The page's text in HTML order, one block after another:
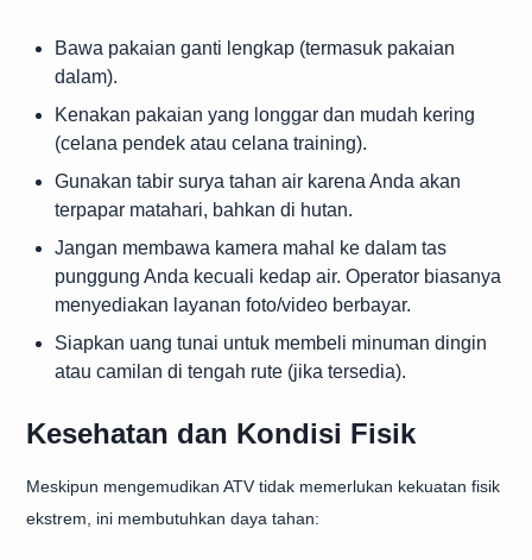
Bawa pakaian ganti lengkap (termasuk pakaian
dalam).
Kenakan pakaian yang longgar dan mudah kering
(celana pendek atau celana training).
Gunakan tabir surya tahan air karena Anda akan
terpapar matahari, bahkan di hutan.
Jangan membawa kamera mahal ke dalam tas
punggung Anda kecuali kedap air. Operator biasanya
menyediakan layanan foto/video berbayar.
Siapkan uang tunai untuk membeli minuman dingin
atau camilan di tengah rute (jika tersedia).
Kesehatan dan Kondisi Fisik
Meskipun mengemudikan ATV tidak memerlukan kekuatan fisik
ekstrem, ini membutuhkan daya tahan: